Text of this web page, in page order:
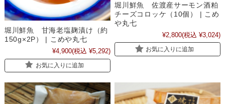
堀川鮮魚 甘海老塩麹漬け（約
150g×2P） | こめや丸七
¥4,900(税込 ¥5,292)
お気に入りに追加
堀川鮮魚 佐渡産サーモン酒粕
チーズコロッケ（10個） | こめ
や丸七
¥2,800(税込 ¥3,024)
お気に入りに追加